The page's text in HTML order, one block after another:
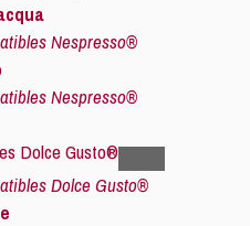
Nespresso®
Nespresso®
Dolce Gusto®
Dolce Gusto®